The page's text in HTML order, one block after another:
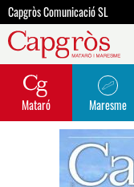
Capgròs Comunicació SL
Mataró Maresme